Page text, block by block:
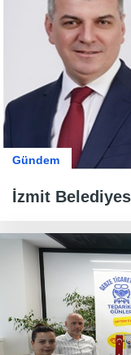
Gündem
İzmit